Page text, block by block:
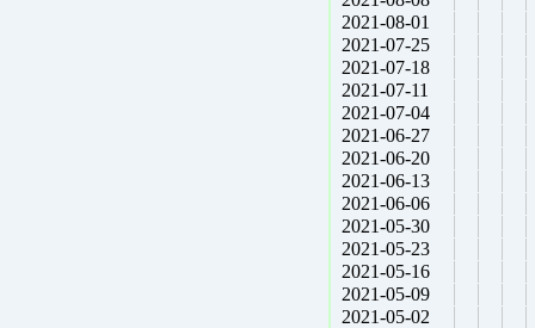
2021-08-01
2021-07-25
2021-07-18
2021-07-11
2021-07-04
2021-06-27
2021-06-20
2021-06-13
2021-06-06
2021-05-30
2021-05-23
2021-05-16
2021-05-09
2021-05-02